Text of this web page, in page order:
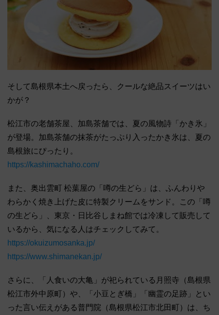
そして島根県本土へ戻ったら、クールな絶品スイーツはい
かが？
松江市の老舗茶屋、加島茶舗では、夏の風物詩「かき氷」
が登場。加島茶舗の抹茶がたっぷり入ったかき氷は、夏の
島根旅にぴったり。
https://kashimachaho.com/
また、奥出雲町 松葉屋の「噂の生どら」は、ふんわりや
わらかく焼き上げた皮に特製クリームをサンド。この「噂
の生どら」、東京・日比谷しまね館では冷凍して販売して
いるから、気になる人はチェックしてみて。
https://okuizumosanka.jp/
https://www.shimanekan.jp/
さらに、「人食いの大亀」が祀られている月照寺（島根県
松江市外中原町）や、「小豆とぎ橋」「幽霊の足跡」とい
った言い伝えがある普門院（島根県松江市北田町）は、ち